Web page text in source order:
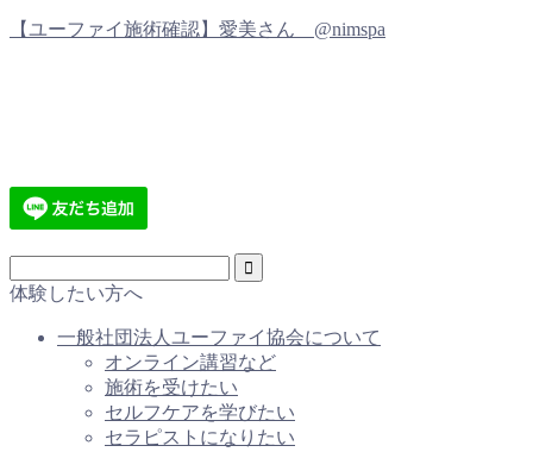
【ユーファイ施術確認】愛美さん @nimspa
体験したい方へ
一般社団法人ユーファイ協会について
オンライン講習など
施術を受けたい
セルフケアを学びたい
セラピストになりたい